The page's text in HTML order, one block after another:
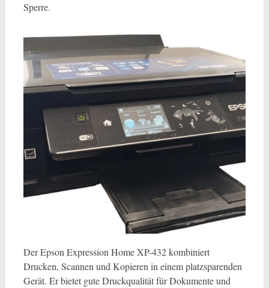
Sperre.
Der Epson Expression Home XP-432 kombiniert
Drucken, Scannen und Kopieren in einem platzsparenden
Gerät. Er bietet gute Druckqualität für Dokumente und